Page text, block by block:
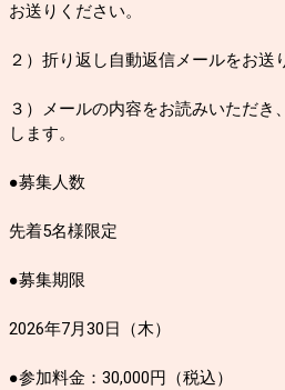
お送りください。
２）折り返し自動返信メールをお送
３）メールの内容をお読みいただき
します。
●募集人数
先着5名様限定
●募集期限
2026年7月30日（木）
●参加料金：30,000円（税込）